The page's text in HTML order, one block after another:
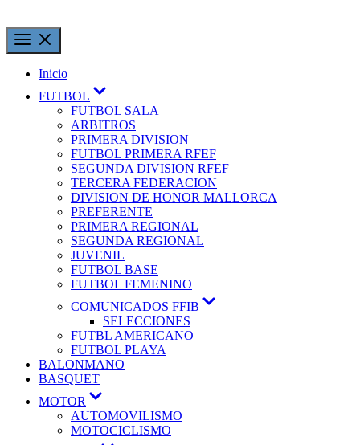
Inicio
FUTBOL
FUTBOL SALA
ARBITROS
PRIMERA DIVISION
FUTBOL PRIMERA RFEF
SEGUNDA DIVISION RFEF
TERCERA FEDERACION
DIVISION DE HONOR MALLORCA
PREFERENTE
PRIMERA REGIONAL
SEGUNDA REGIONAL
JUVENIL
FUTBOL BASE
FUTBOL FEMENINO
COMUNICADOS FFIB
SELECCIONES
FUTBL AMERICANO
FUTBOL PLAYA
BALONMANO
BASQUET
MOTOR
AUTOMOVILISMO
MOTOCICLISMO